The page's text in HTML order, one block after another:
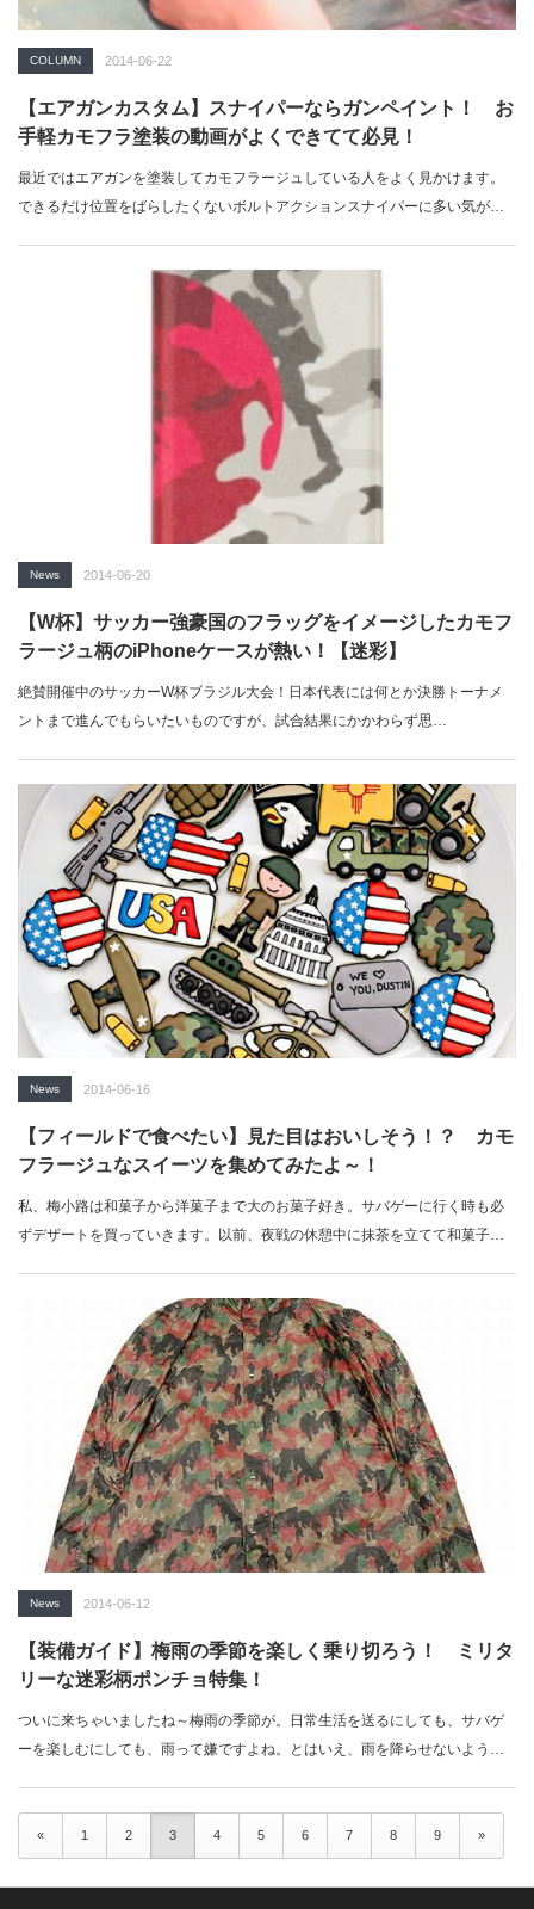
COLUMN 2014-06-22
【エアガンカスタム】スナイパーならガンペイント！ お
手軽カモフラ塗装の動画がよくできてて必見！
最近ではエアガンを塗装してカモフラージュしている人をよく見かけます。
できるだけ位置をばらしたくないボルトアクションスナイパーに多い気がし
News 2014-06-20
【W杯】サッカー強豪国のフラッグをイメージしたカモフ
ラージュ柄のiPhoneケースが熱い！【迷彩】
絶賛開催中のサッカーW杯ブラジル大会！日本代表には何とか決勝トーナメ
ントまで進んでもらいたいものですが、試合結果にかかわらず思…
News 2014-06-16
【フィールドで食べたい】見た目はおいしそう！？ カモ
フラージュなスイーツを集めてみたよ～！
私、梅小路は和菓子から洋菓子まで大のお菓子好き。サバゲーに行く時も必
ずデザートを買っていきます。以前、夜戦の休憩中に抹茶を立てて和菓子と
News 2014-06-12
【装備ガイド】梅雨の季節を楽しく乗り切ろう！ ミリタ
リーな迷彩柄ポンチョ特集！
ついに来ちゃいましたね～梅雨の季節が。日常生活を送るにしても、サバゲ
ーを楽しむにしても、雨って嫌ですよね。とはいえ、雨を降らせないように
« 1 2 3 4 5 6 7 8 9 »